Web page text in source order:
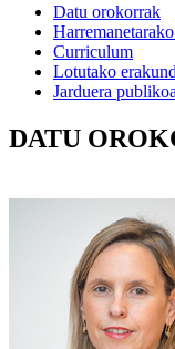
Datu orokorrak
Curriculum
Lotutako
Jarduera publikoa
DATU